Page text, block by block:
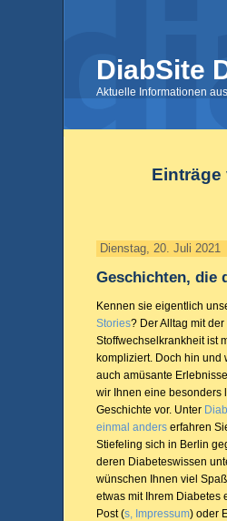
DiabSite
Aktuelle Informationen
Einträge
Dienstag, 20. Juli 2021
Geschichten, die
Kennen sie eigentlich
Stories? Der Alltag mit
Stoffwechselkrankheit ist
kompliziert. Doch hin und
auch amüsante
wir Ihnen eine besonders
Geschichte vor. Unter
einmal anders erfahren
Stiefeling sich in Berlin
deren Diabeteswissen
wünschen Ihnen viel
etwas mit Ihrem Diabetes
Post (s, Impressum) oder